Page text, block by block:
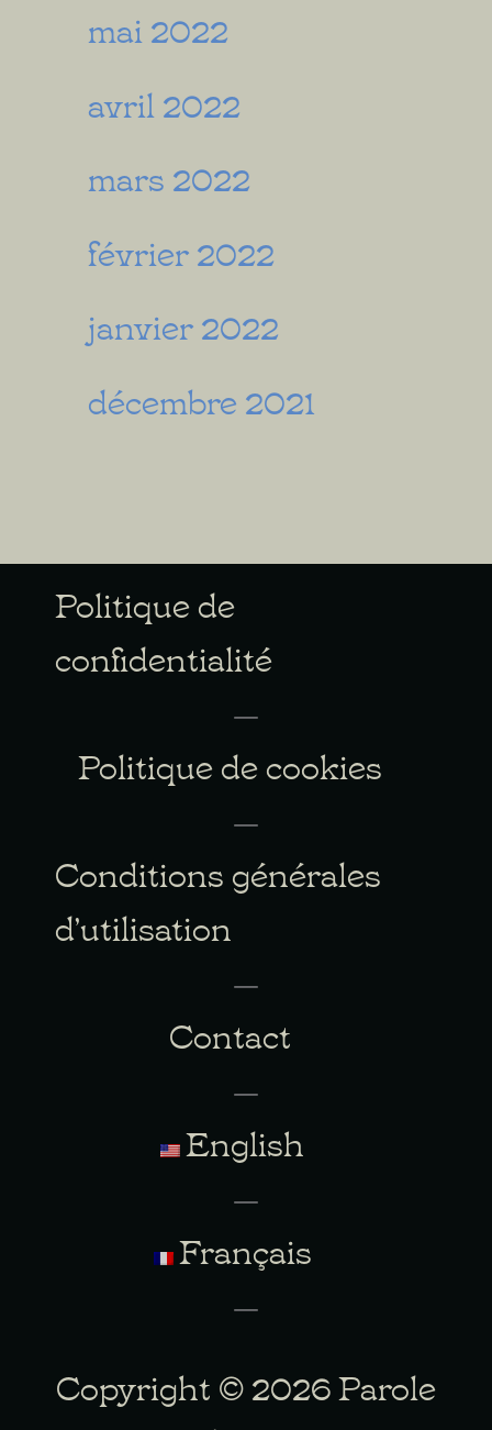
mai 2022
avril 2022
mars 2022
février 2022
janvier 2022
décembre 2021
Politique de
confidentialité
Politique de cookies
Conditions générales
d’utilisation
Contact
English
Français
Copyright © 2026 Parole